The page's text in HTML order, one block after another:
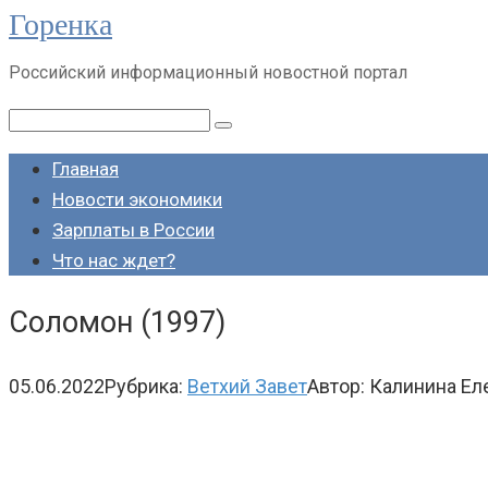
Перейти
контенту
Горенка
Российский информационный новостной портал
Поиск:
Главная
Новости экономики
Зарплаты в России
Что нас ждет?
Соломон (1997)
05.06.2022Рубрика: Ветхий ЗаветАвтор: Калинина